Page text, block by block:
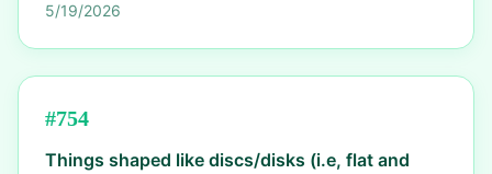
5/19/2026
#754
Things shaped like discs/disks (i.e, flat and